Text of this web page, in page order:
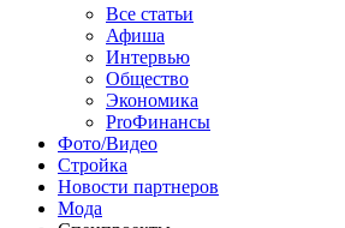
Все статьи
Афиша
Интервью
Общество
Экономика
ProФинансы
Фото/Видео
Стройка
Новости партнеров
Мода